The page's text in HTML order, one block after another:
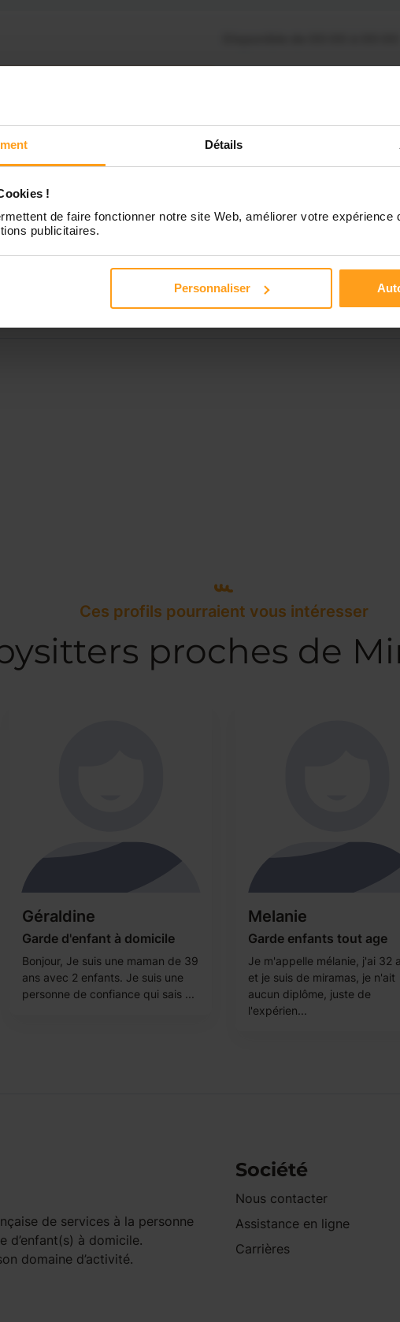
Détails
!
de faire fonctionner notre site Web, améliorer votre expérience
publicitaires.
Personnaliser
Disponible de 00:00 à 00:00
Disponible de 00:00 à 00:00
Contactez-nous
Ces profils pourraient vous intéresser
proches de
Géraldine
Garde d'enfant à domicile
Bonjour, Je suis une maman de 39
ans avec 2 enfants. Je suis une
personne de confiance qui sais ...
Melanie
Garde enfants tout age
Je m'appelle mélanie, j'ai 32
et je suis de miramas, je n'ait
aucun diplôme, juste de
l'expérien...
de services à la personne
d’enfant(s) à domicile.
domaine d’activité.
Société
Nous contacter
Assistance en ligne
Carrières